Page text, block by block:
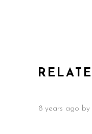
8 years ago by